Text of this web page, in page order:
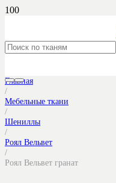
Главная
/
Мебельные ткани
/
Шениллы
/
Роял Вельвет
/
Роял Вельвет гранат